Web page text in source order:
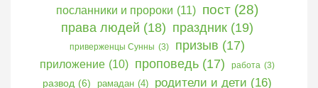
посланники и пророки (11) пост (28)
права людей (18) праздник (19)
приверженцы Сунны (3) призыв (17)
приложение (10) проповедь (17) работа (3)
развод (6) рамадан (4) родители и дети (16)